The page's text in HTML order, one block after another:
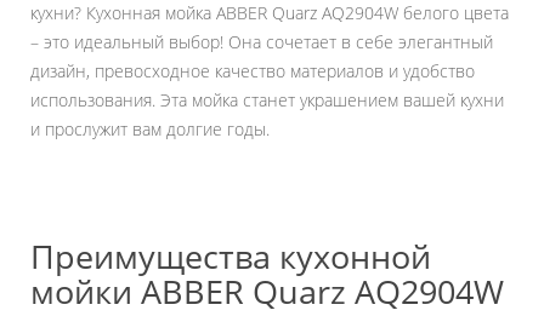
кухни? Кухонная мойка ABBER Quarz AQ2904W белого цвета
– это идеальный выбор! Она сочетает в себе элегантный
дизайн, превосходное качество материалов и удобство
использования. Эта мойка станет украшением вашей кухни
и прослужит вам долгие годы.
Преимущества кухонной
мойки ABBER Quarz AQ2904W